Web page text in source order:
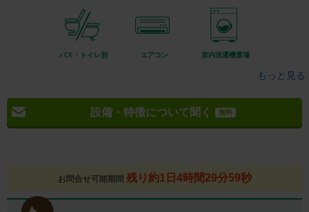
バス・トイレ別 エアコン 室内洗濯機置場
もっと見る
設備・特徴について聞く 無料
お問合せ可能期間 残り約1日4時間29分58秒